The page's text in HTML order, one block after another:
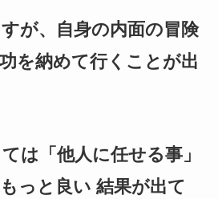
が、自身の内面の冒険
を納めて行くことが出
は「他人に任せる事」
っと良い 結果が出て